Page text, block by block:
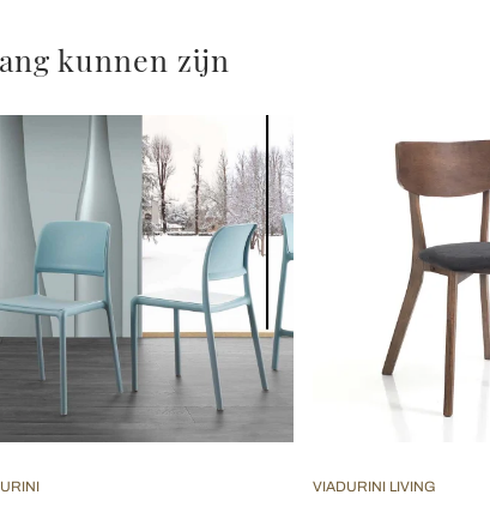
kunnen zijn
VIADURINI LIVING